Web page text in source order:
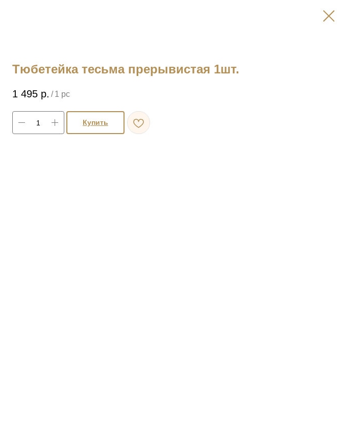
Тюбетейка тесьма прерывистая 1шт.
1 495 р. / 1 pc
Купить